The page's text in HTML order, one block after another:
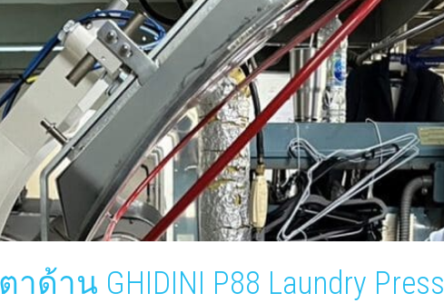
าน GHIDINI P88 Laundry Press